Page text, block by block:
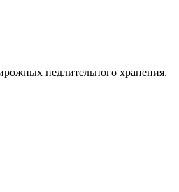
недлительного хранения.